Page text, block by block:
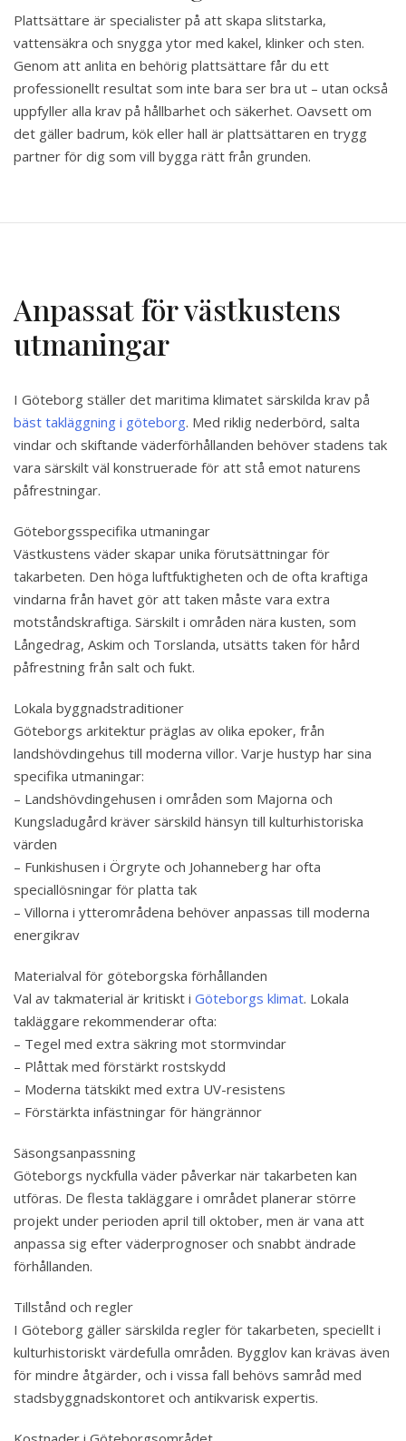
Plattsättare är specialister på att skapa slitstarka,
vattensäkra och snygga ytor med kakel, klinker och sten.
Genom att anlita en behörig plattsättare får du ett
professionellt resultat som inte bara ser bra ut – utan också
uppfyller alla krav på hållbarhet och säkerhet. Oavsett om
det gäller badrum, kök eller hall är plattsättaren en trygg
partner för dig som vill bygga rätt från grunden.
Anpassat för västkustens
utmaningar
I Göteborg ställer det maritima klimatet särskilda krav på
bäst takläggning i göteborg. Med riklig nederbörd, salta
vindar och skiftande väderförhållanden behöver stadens tak
vara särskilt väl konstruerade för att stå emot naturens
påfrestningar.
Göteborgsspecifika utmaningar
Västkustens väder skapar unika förutsättningar för
takarbeten. Den höga luftfuktigheten och de ofta kraftiga
vindarna från havet gör att taken måste vara extra
motståndskraftiga. Särskilt i områden nära kusten, som
Långedrag, Askim och Torslanda, utsätts taken för hård
påfrestning från salt och fukt.
Lokala byggnadstraditioner
Göteborgs arkitektur präglas av olika epoker, från
landshövdingehus till moderna villor. Varje hustyp har sina
specifika utmaningar:
– Landshövdingehusen i områden som Majorna och
Kungsladugård kräver särskild hänsyn till kulturhistoriska
värden
– Funkishusen i Örgryte och Johanneberg har ofta
speciallösningar för platta tak
– Villorna i ytterområdena behöver anpassas till moderna
energikrav
Materialval för göteborgska förhållanden
Val av takmaterial är kritiskt i Göteborgs klimat. Lokala
takläggare rekommenderar ofta:
– Tegel med extra säkring mot stormvindar
– Plåttak med förstärkt rostskydd
– Moderna tätskikt med extra UV-resistens
– Förstärkta infästningar för hängrännor
Säsongsanpassning
Göteborgs nyckfulla väder påverkar när takarbeten kan
utföras. De flesta takläggare i området planerar större
projekt under perioden april till oktober, men är vana att
anpassa sig efter väderprognoser och snabbt ändrade
förhållanden.
Tillstånd och regler
I Göteborg gäller särskilda regler för takarbeten, speciellt i
kulturhistoriskt värdefulla områden. Bygglov kan krävas även
för mindre åtgärder, och i vissa fall behövs samråd med
stadsbyggnadskontoret och antikvarisk expertis.